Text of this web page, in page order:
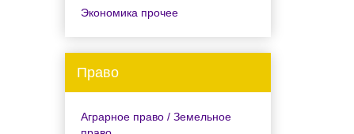
Экономика прочее
Право
Аграрное право / Земельное